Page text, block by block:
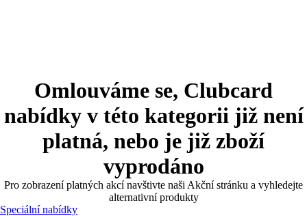
Omlouváme se, Clubcard
nabídky v této kategorii již není
platná, nebo je již zboží
vyprodáno
Pro zobrazení platných akcí navštivte naši Akční stránku a vyhledejte
alternativní produkty
Speciální nabídky